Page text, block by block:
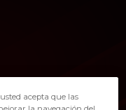
acepta que las